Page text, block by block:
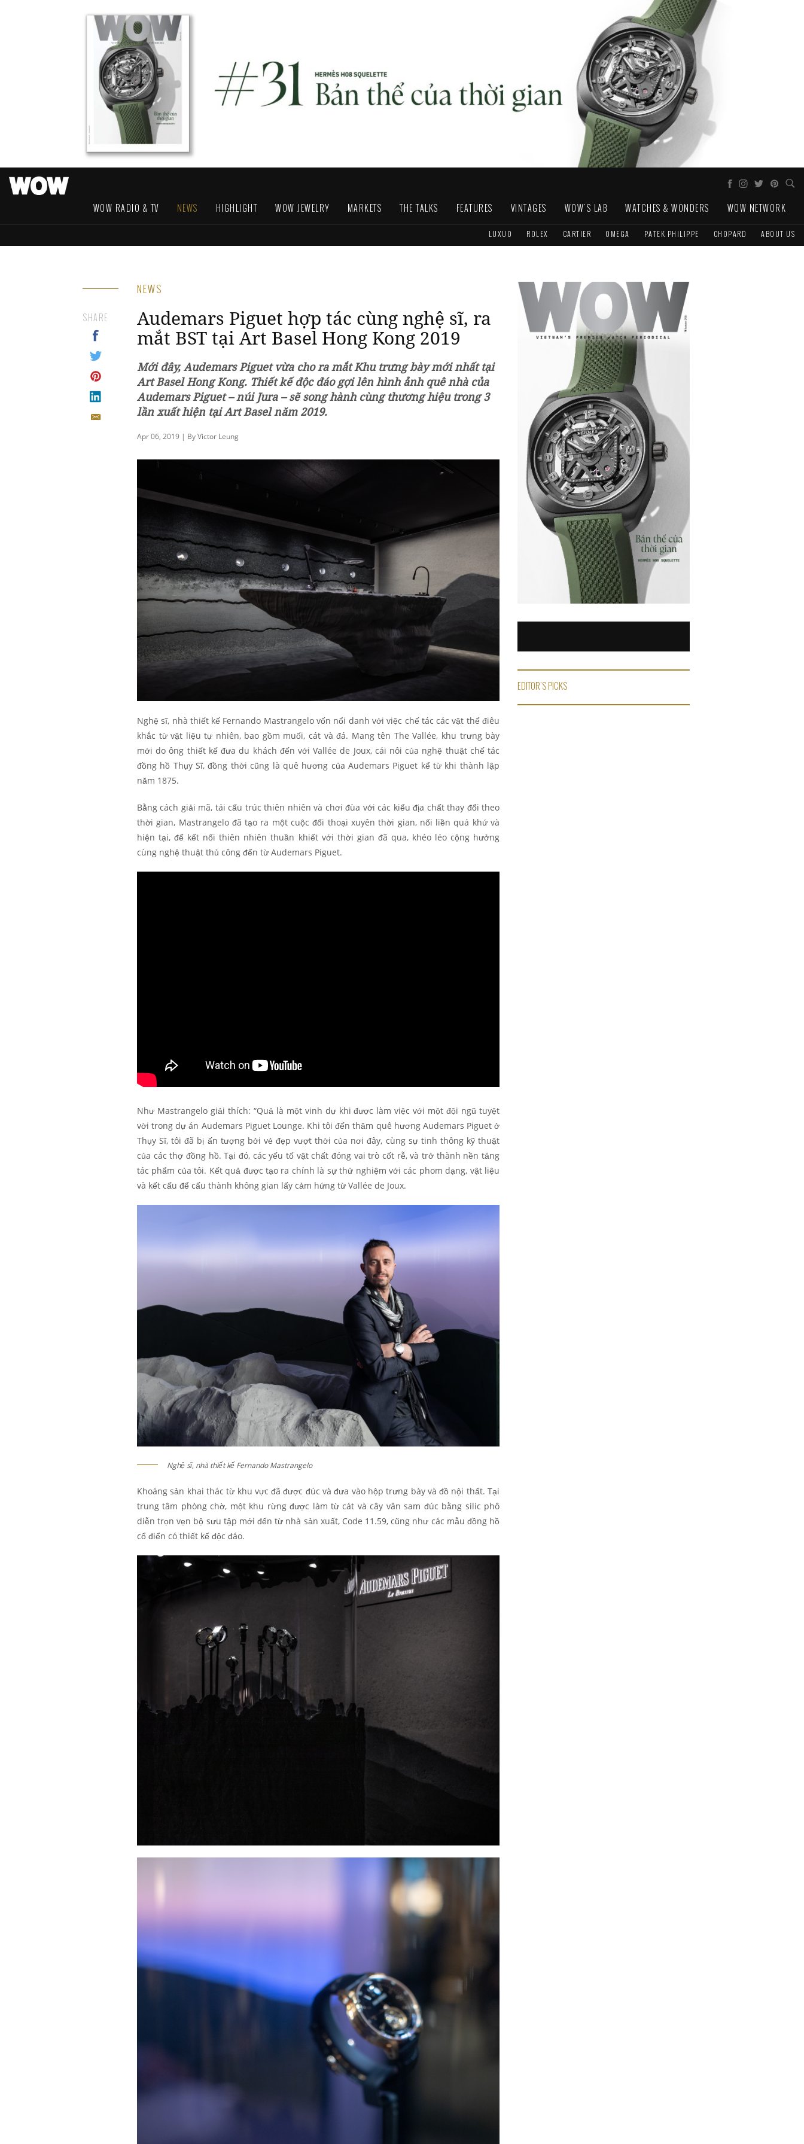
WOW RADIO & TV NEWS HIGHLIGHT WOW JEWELRY MARKETS THE TALKS FEATURES VINTAGES WOW'S LAB WATCHES & WONDERS WOW NETWORK
LUXUO ROLEX CARTIER OMEGA PATEK PHILIPPE CHOPARD ABOUT US
NEWS
Audemars Piguet hợp tác cùng nghệ sĩ, ra
mắt BST tại Art Basel Hong Kong 2019
Mới đây, Audemars Piguet vừa cho ra mắt Khu trưng bày mới nhất tại
Art Basel Hong Kong. Thiết kế độc đáo gợi lên hình ảnh quê nhà của
Audemars Piguet – núi Jura – sẽ song hành cùng thương hiệu trong 3
lần xuất hiện tại Art Basel năm 2019.
Apr 06, 2019 | By Victor Leung
SHARE
Nghệ sĩ, nhà thiết kế Fernando Mastrangelo vốn nổi danh với việc chế tác các vật thể điêu
khắc từ vật liệu tự nhiên, bao gồm muối, cát và đá. Mang tên The Vallée, khu trưng bày
mới do ông thiết kế đưa du khách đến với Vallée de Joux, cái nôi của nghệ thuật chế tác
đồng hồ Thụy Sĩ, đồng thời cũng là quê hương của Audemars Piguet kể từ khi thành lập
năm 1875.
Bằng cách giải mã, tái cấu trúc thiên nhiên và chơi đùa với các kiểu địa chất thay đổi theo
thời gian, Mastrangelo đã tạo ra một cuộc đối thoại xuyên thời gian, nối liền quá khứ và
hiện tại, để kết nối thiên nhiên thuần khiết với thời gian đã qua, khéo léo cộng hưởng
cùng nghệ thuật thủ công đến từ Audemars Piguet.
Như Mastrangelo giải thích: “Quả là một vinh dự khi được làm việc với một đội ngũ tuyệt
vời trong dự án Audemars Piguet Lounge. Khi tôi đến thăm quê hương Audemars Piguet ở
Thụy Sĩ, tôi đã bị ấn tượng bởi vẻ đẹp vượt thời của nơi đây, cùng sự tinh thông kỹ thuật
của các thợ đồng hồ. Tại đó, các yếu tố vật chất đóng vai trò cốt rễ, và trở thành nền tảng
tác phẩm của tôi. Kết quả được tạo ra chính là sự thử nghiệm với các phom dạng, vật liệu
và kết cấu để cấu thành không gian lấy cảm hứng từ Vallée de Joux.
Nghệ sĩ, nhà thiết kế Fernando Mastrangelo
Khoáng sản khai thác từ khu vực đã được đúc và đưa vào hộp trưng bày và đồ nội thất. Tại
trung tâm phòng chờ, một khu rừng được làm từ cát và cây vân sam đúc bằng silic phô
diễn trọn vẹn bộ sưu tập mới đến từ nhà sản xuất, Code 11.59, cũng như các mẫu đồng hồ
cổ điển có thiết kế độc đáo.
EDITOR'S PICKS